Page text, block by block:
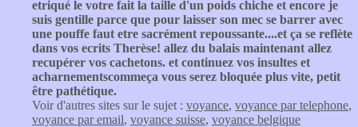
etriqué le votre fait la taille d'un poids chiche et encore je
suis gentille parce que pour laisser son mec se barrer avec
une pouffe faut etre sacrément repoussante....et ça se reflète
dans vos ecrits Therèse! allez du balais maintenant allez
recupérer vos cachetons. et continuez vos insultes et
acharnementscommeça vous serez bloquée plus vite, petit
être pathétique.
Voir d'autres sites sur le sujet : voyance, voyance par telephone,
voyance par email, voyance suisse, voyance belgique